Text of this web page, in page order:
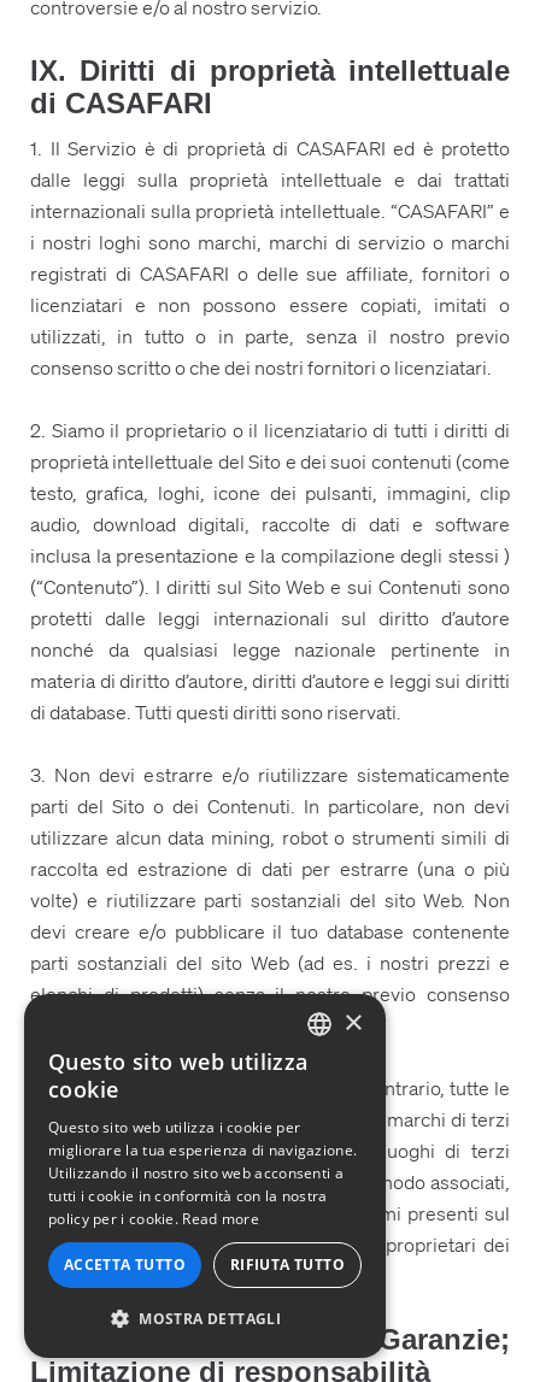
controversie e/o al nostro servizio.
IX. Diritti di proprietà intellettuale
di CASAFARI
1. Il Servizio è di proprietà di CASAFARI ed è protetto
dalle leggi sulla proprietà intellettuale e dai trattati
internazionali sulla proprietà intellettuale. “CASAFARI” e
i nostri loghi sono marchi, marchi di servizio o marchi
registrati di CASAFARI o delle sue affiliate, fornitori o
licenziatari e non possono essere copiati, imitati o
utilizzati, in tutto o in parte, senza il nostro previo
consenso scritto o che dei nostri fornitori o licenziatari.
2. Siamo il proprietario o il licenziatario di tutti i diritti di
proprietà intellettuale del Sito e dei suoi contenuti (come
testo, grafica, loghi, icone dei pulsanti, immagini, clip
audio, download digitali, raccolte di dati e software
inclusa la presentazione e la compilazione degli stessi )
(“Contenuto”). I diritti sul Sito Web e sui Contenuti sono
protetti dalle leggi internazionali sul diritto d’autore
nonché da qualsiasi legge nazionale pertinente in
materia di diritto d’autore, diritti d’autore e leggi sui diritti
di database. Tutti questi diritti sono riservati.
3. Non devi estrarre e/o riutilizzare sistematicamente
parti del Sito o dei Contenuti. In particolare, non devi
utilizzare alcun data mining, robot o strumenti simili di
raccolta ed estrazione di dati per estrarre (una o più
volte) e riutilizzare parti sostanziali del sito Web. Non
devi creare e/o pubblicare il tuo database contenente
parti sostanziali del sito Web (ad es. i nostri prezzi e
elenchi di prodotti) senza il nostro previo consenso
4. Salvo ove espressamente indicato il contrario, tutte le
persone (inclusi i loro nomi e immagini), i marchi di terzi
e le immagini di prodotti, servizi e/o luoghi di terzi
presenti sul Sito Web non sono in alcun modo associati,
collegati o affiliati a noi. Tutti i marchi/nomi presenti sul
sito Web sono di proprietà dei rispettivi proprietari dei
marchi.
X. Esclusione di Garanzie;
Limitazione di responsabilità
ENGLISH
FRENCH
PORTUGUESE
SPANISH
×
Questo sito web utilizza
cookie
Questo sito web utilizza i cookie per
migliorare la tua esperienza di navigazione.
Utilizzando il nostro sito web acconsenti a
tutti i cookie in conformità con la nostra
policy per i cookie. Read more
ACCETTA TUTTO RIFIUTA TUTTO
MOSTRA DETTAGLI
STRETTAMENTE NECESSARI